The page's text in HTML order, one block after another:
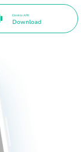
Direkte APK
Download